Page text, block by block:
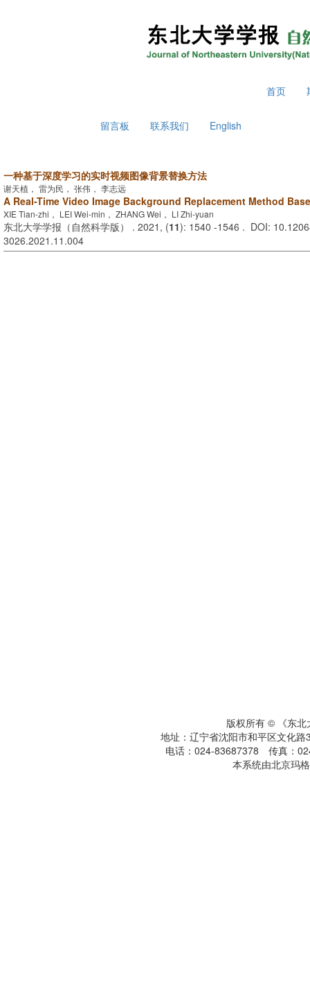
首页
留言板 联系我们 English
一种基于深度学习的实时视频图像背景替换方法
谢天植， 雷为民， 张伟， 李志远
A Real-Time Video Image Background Replacement Method
XIE Tian-zhi， LEI Wei-min， ZHANG Wei， LI Zhi-yuan
东北大学学报（自然科学版） . 2021, (11): 1540 -1546 . DOI:
3026.2021.11.004
版权所有 © 《东北
地址：辽宁省沈阳市和平区文化
电话：024-83687378 传真：
本系统由北京玛